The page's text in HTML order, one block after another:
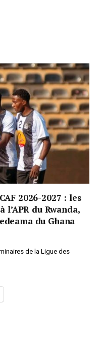
2026-2027 : les
l’APR du Rwanda,
du Ghana
de la Ligue des